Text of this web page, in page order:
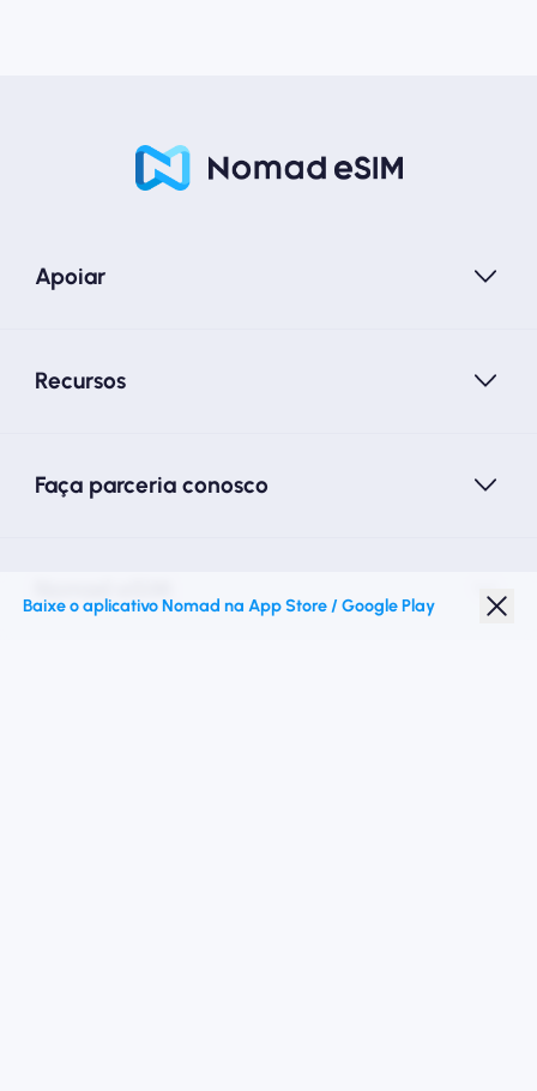
Apoiar
Recursos
Faça parceria conosco
Baixe o aplicativo Nomad na App Store / Google Play